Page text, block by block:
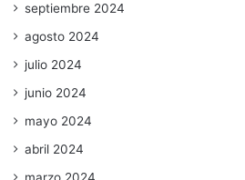
septiembre 2024
agosto 2024
julio 2024
junio 2024
mayo 2024
abril 2024